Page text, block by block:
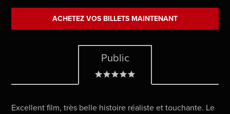
ACHETEZ VOS BILLETS MAINTENANT
Public
Excellent film, très belle histoire réaliste et touchante. Le